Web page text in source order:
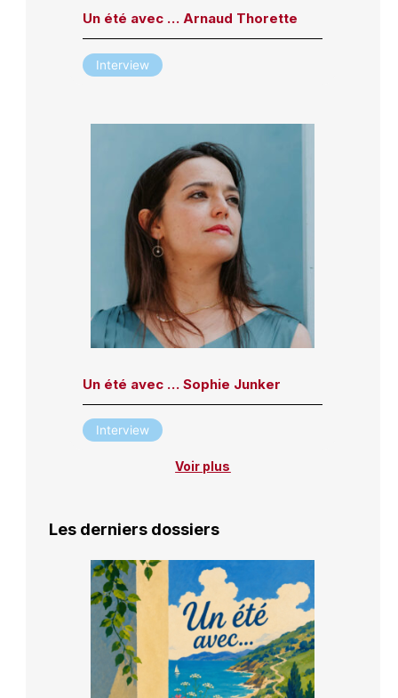
Un été avec … Arnaud Thorette
Interview
Un été avec … Sophie Junker
Interview
Voir plus
Les derniers dossiers